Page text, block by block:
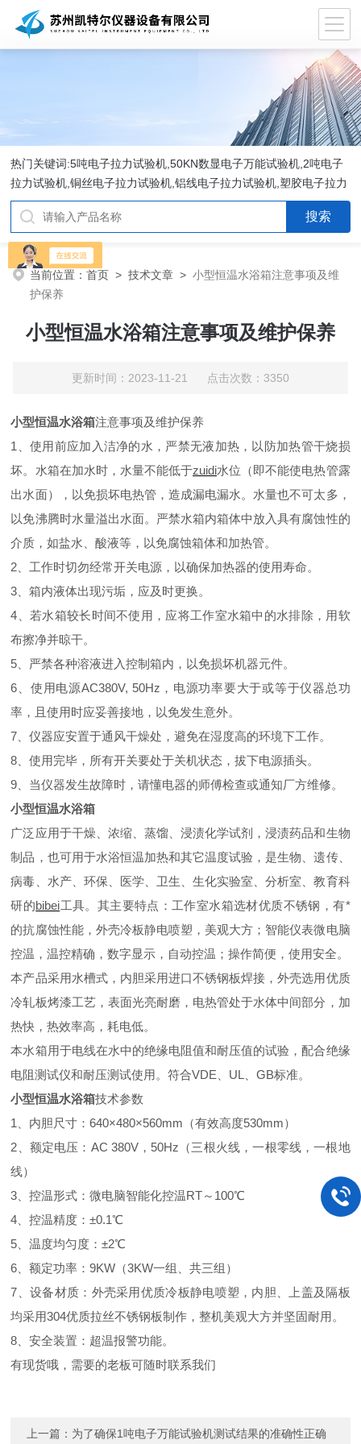
热门关键词:5吨电子拉力试验机,50KN数显电子万能试验机,2吨电子
拉力试验机,铜丝电子拉力试验机,铝线电子拉力试验机,塑胶电子拉力
试验机.
当前位置：首页 >技术文章 >小型恒温水浴箱注意事项及维
护保养
小型恒温水浴箱注意事项及维护保养
更新时间：2023-11-21 点击次数：3350
小型恒温水浴箱注意事项及维护保养
1、使用前应加入洁净的水，严禁无液加热，以防加热管干烧损
坏。水箱在加水时，水量不能低于zuidi水位（即不能使电热管露
出水面），以免损坏电热管，造成漏电漏水。水量也不可太多，
以免沸腾时水量溢出水面。严禁水箱内箱体中放入具有腐蚀性的
介质，如盐水、酸液等，以免腐蚀箱体和加热管。
2、工作时切勿经常开关电源，以确保加热器的使用寿命。
3、箱内液体出现污垢，应及时更换。
4、若水箱较长时间不使用，应将工作室水箱中的水排除，用软
布擦净并晾干。
5、严禁各种溶液进入控制箱内，以免损坏机器元件。
6、使用电源AC380V, 50Hz，电源功率要大于或等于仪器总功
率，且使用时应妥善接地，以免发生意外。
7、仪器应安置于通风干燥处，避免在湿度高的环境下工作。
8、使用完毕，所有开关要处于关机状态，拔下电源插头。
9、当仪器发生故障时，请懂电器的师傅检查或通知厂方维修。
小型恒温水浴箱
广泛应用于干燥、浓缩、蒸馏、浸渍化学试剂，浸渍药品和生物
制品，也可用于水浴恒温加热和其它温度试验，是生物、遗传、
病毒、水产、环保、医学、卫生、生化实验室、分析室、教育科
研的bibei工具。其主要特点：工作室水箱选材优质不锈钢，有*
的抗腐蚀性能，外壳冷板静电喷塑，美观大方；智能仪表微电脑
控温，温控精确，数字显示，自动控温；操作简便，使用安全。
本产品采用水槽式，内胆采用进口不锈钢板焊接，外壳选用优质
冷轧板烤漆工艺，表面光亮耐磨，电热管处于水体中间部分，加
热快，热效率高，耗电低。
本水箱用于电线在水中的绝缘电阻值和耐压值的试验，配合绝缘
电阻测试仪和耐压测试使用。符合VDE、UL、GB标准。
小型恒温水浴箱技术参数
1、内胆尺寸：640×480×560mm（有效高度530mm）
2、额定电压：AC 380V，50Hz（三根火线，一根零线，一根地
线）
3、控温形式：微电脑智能化控温RT～100℃
4、控温精度：±0.1℃
5、温度均匀度：±2℃
6、额定功率：9KW（3KW一组、共三组）
7、设备材质：外壳采用优质冷板静电喷塑，内胆、上盖及隔板
均采用304优质拉丝不锈钢板制作，整机美观大方并坚固耐用。
8、安全装置：超温报警功能。
有现货哦，需要的老板可随时联系我们
上一篇： 为了确保1吨电子万能试验机测试结果的准确性正确